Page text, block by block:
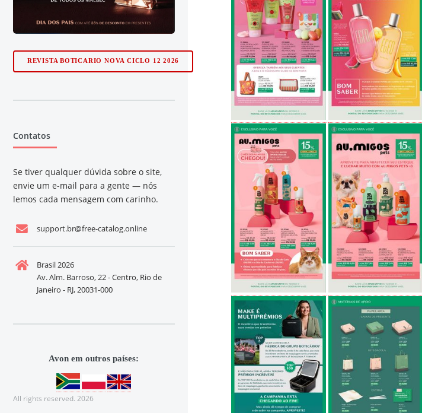
REVISTA BOTICARIO NOVA CICLO 12 2026
Contatos
Se tiver qualquer dúvida sobre o site,
envie um e-mail para a gente — nós
lemos cada mensagem com carinho.
support.br@free-catalog.online
Brasil 2026
Av. Alm. Barroso, 22 - Centro, Rio de
Janeiro - RJ, 20031-000
Avon em outros países:
All rights reserved. 2026